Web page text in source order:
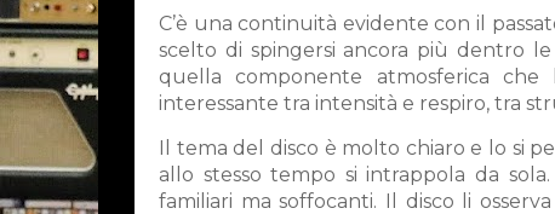
C’è una continuità evidente con il
scelto di spingersi ancora più dentro
quella componente atmosferica
interessante tra intensità e respiro, tra
Il tema del disco è molto chiaro e lo si
allo stesso tempo si intrappola da
familiari ma soffocanti. Il disco li